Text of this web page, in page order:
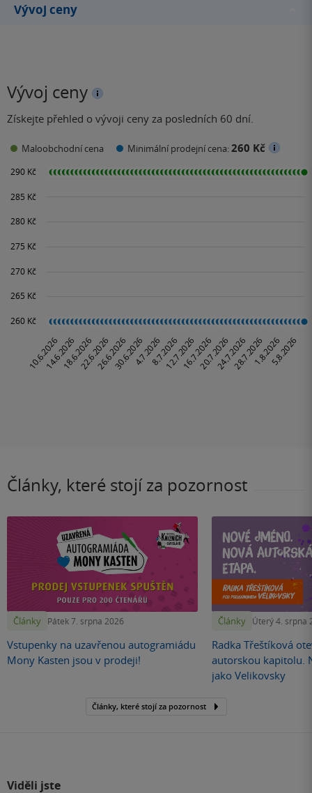
Vývoj ceny
Vývoj ceny
Získejte přehled o vývoji ceny za posledních 60 dní.
Maloobchodní cena Minimální prodejní cena:260 Kč
Články, které stojí za pozornost
Články Pátek 7. srpna 2026
Vstupenky na uzavřenou autogramiádu
Mony Kasten jsou v prodeji!
Články Úterý 4. srpna
Radka Třeštíková
autorskou kapitolu.
jako Velikovsky
Články, které stojí za pozornost
Viděli jste